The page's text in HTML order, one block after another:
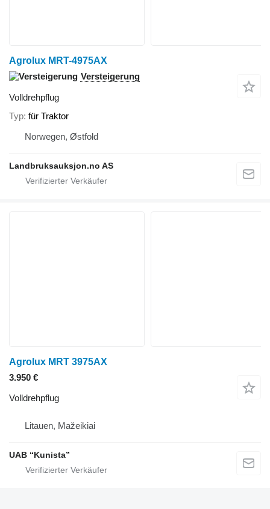
Agrolux MRT-4975AX
Versteigerung
Volldrehpflug
Typ für Traktor
Norwegen, Østfold
Landbruksauksjon.no AS
Agrolux MRT 3975AX
3.950 €
Volldrehpflug
Litauen, Mažeikiai
UAB “Kunista”